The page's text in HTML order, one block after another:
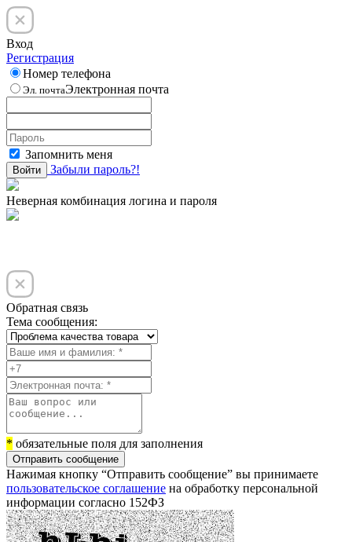
Вход
Регистрация
Номер телефона
Эл. почтаЭлектронная почта
Запомнить меня
Войти Забыли пароль?!
Неверная комбинация логина и пароля
Обратная связь
Тема сообщения:
* обязательные поля для заполнения
Отправить сообщение
Нажимая кнопку “Отправить сообщение” вы принимаете
пользовательское соглашение на обработку персональной
информации согласно 152ФЗ